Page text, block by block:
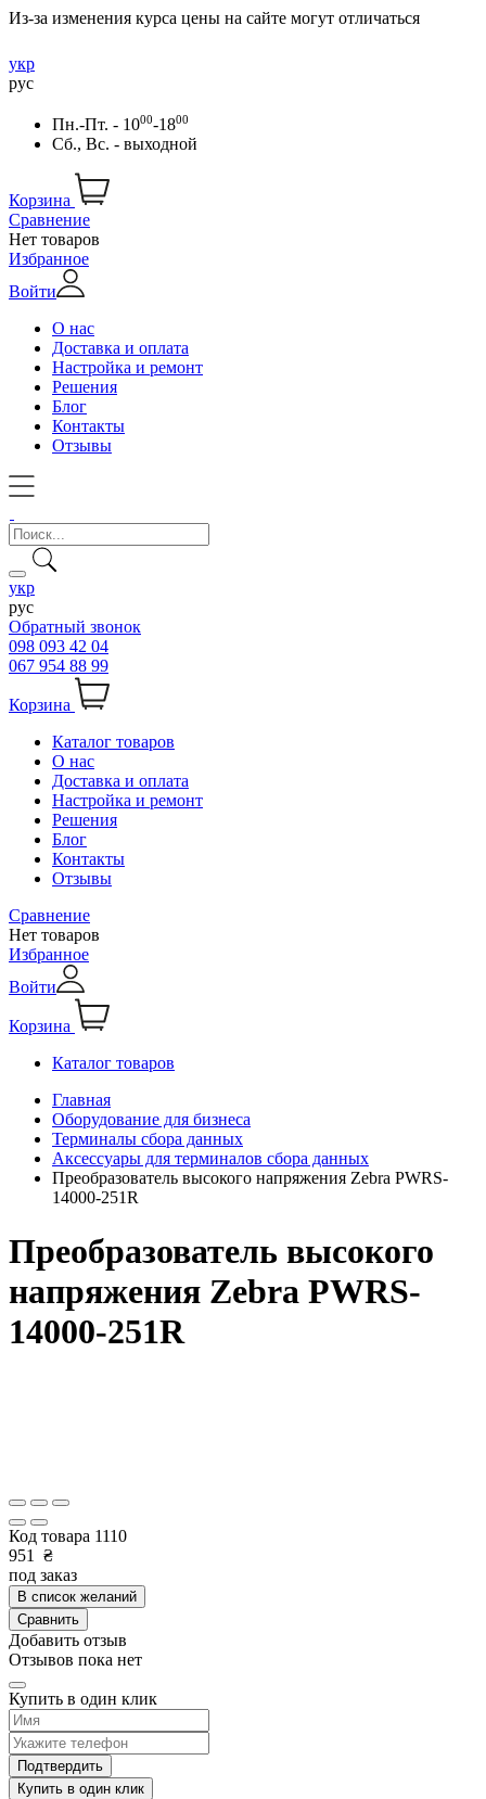
Из-за изменения курса цены на сайте могут отличаться
укр
рус
Пн.-Пт. - 1000-1800
Сб., Вс. - выходной
Корзина
Сравнение
Нет товаров
Избранное
Войти
О нас
Доставка и оплата
Настройка и ремонт
Решения
Блог
Контакты
Отзывы
укр
рус
Обратный звонок
098 093 42 04
067 954 88 99
Корзина
Каталог товаров
О нас
Доставка и оплата
Настройка и ремонт
Решения
Блог
Контакты
Отзывы
Сравнение
Нет товаров
Избранное
Войти
Корзина
Каталог товаров
Главная
Оборудование для бизнеса
Терминалы сбора данных
Аксессуары для терминалов сбора данных
Преобразователь высокого напряжения Zebra PWRS-
14000-251R
Преобразователь высокого
напряжения Zebra PWRS-
14000-251R
Код товара 1110
951
₴
под заказ
В список желаний
Сравнить
Добавить отзыв
Отзывов пока нет
Купить в один клик
Подтвердить
Купить в один клик